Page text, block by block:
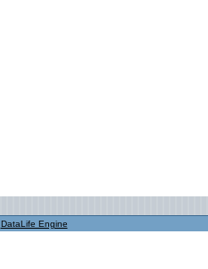
DataLife Engine